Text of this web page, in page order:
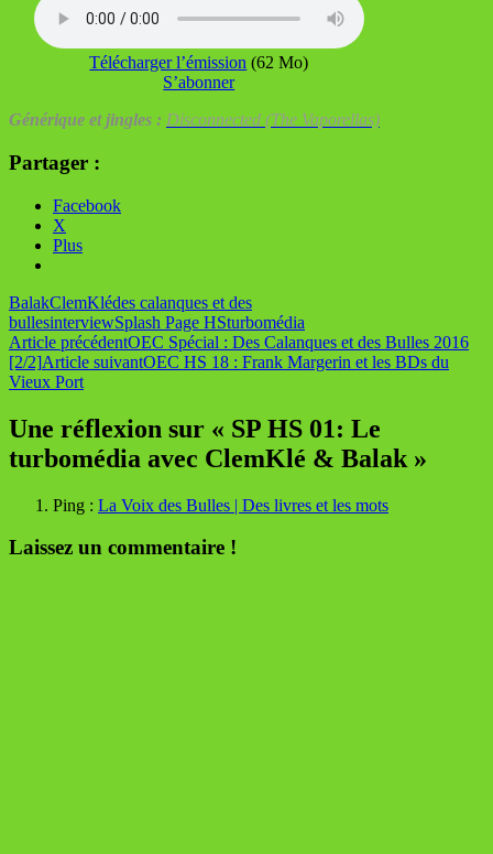
Télécharger l’émission (62 Mo)
S’abonner
Générique et jingles : Disconnected (The Vaporellas)
Partager :
Facebook
X
Plus
BalakClemKlédes calanques et des
bullesinterviewSplash Page HSturbomédia
Navigation
des
Article précédentOEC Spécial : Des Calanques et des Bulles 2016
[2/2]Article suivantOEC HS 18 : Frank Margerin et les BDs du
Vieux Port
Une réflexion sur « SP HS 01: Le
turbomédia avec ClemKlé & Balak »
Ping : La Voix des Bulles | Des livres et les mots
Laissez un commentaire !